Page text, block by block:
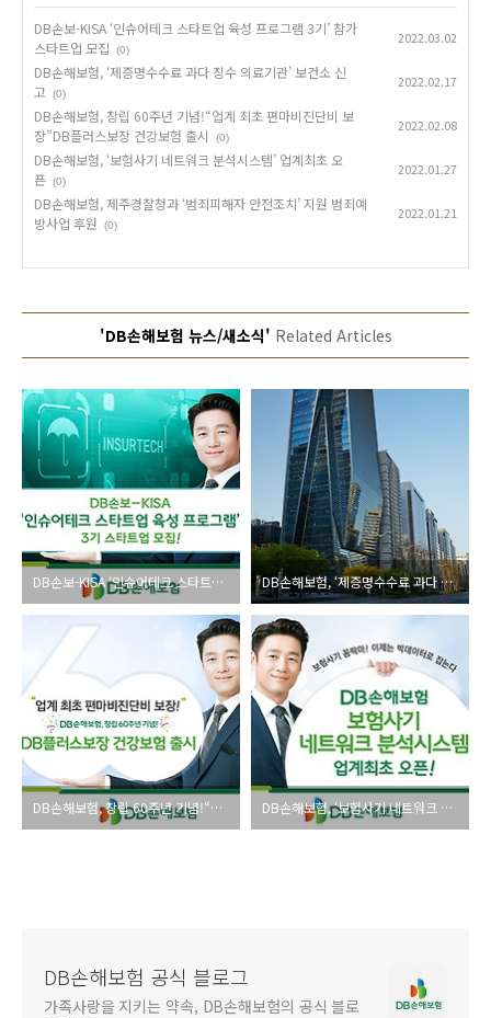
DB손보-KISA ‘인슈어테크 스타트업 육성 프로그램 3기’ 참가
스타트업 모집
(0)
2022.03.02
DB손해보험, ‘제증명수수료 과다 징수 의료기관’ 보건소 신
고
(0)
2022.02.17
DB손해보험, 창립 60주년 기념!“업계 최초 편마비진단비 보
장”DB플러스보장 건강보험 출시
(0)
2022.02.08
DB손해보험, ‘보험사기 네트워크 분석시스템’ 업계최초 오
픈 (0)
2022.01.27
DB손해보험, 제주경찰청과 ‘범죄피해자 안전조치’ 지원 범죄예
방사업 후원
(0)
2022.01.21
'DB손해보험 뉴스/새소식' Related Articles
DB손보-KISA ‘인슈어테크 스타트업 육성 프로그램 3기’ 참가 스타트업 모집 DB손해보험, ‘제증명수수료 과다 징수 의료기관’ 보건소 신고
DB손해보험, 창립 60주년 기념!“업계 최초 편마비진단비 보장”DB플러스보장 건강보험 출시 DB손해보험, ‘보험사기 네트워크 분석시스템’ 업계최초 오픈
DB손해보험 공식 블로그
가족사랑을 지키는 약속, DB손해보험의 공식 블로